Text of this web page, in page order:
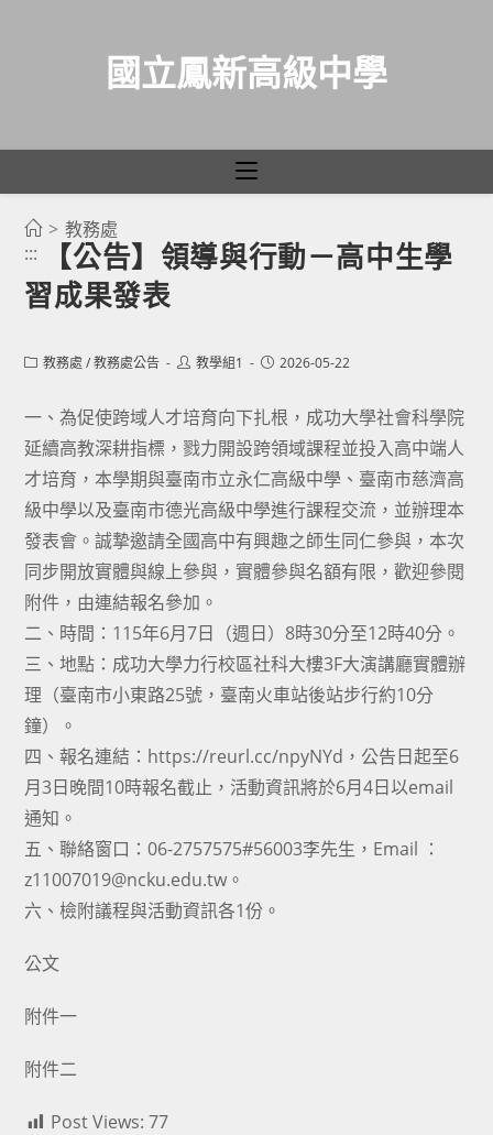
國立鳳新高級中學
> 教務處
:::
【公告】領導與行動－高中生學
習成果發表
Post教務處 / 教務處公告
Post教學組1
Post2026-05-22
一、為促使跨域人才培育向下扎根，成功大學社會科學院
延續高教深耕指標，戮力開設跨領域課程並投入高中端人
才培育，本學期與臺南市立永仁高級中學、臺南市慈濟高
級中學以及臺南市德光高級中學進行課程交流，並辦理本
發表會。誠摯邀請全國高中有興趣之師生同仁參與，本次
同步開放實體與線上參與，實體參與名額有限，歡迎參閱
附件，由連結報名參加。
二、時間：115年6月7日（週日）8時30分至12時40分。
三、地點：成功大學力行校區社科大樓3F大演講廳實體辦
理（臺南市小東路25號，臺南火車站後站步行約10分
鐘）。
四、報名連結：https://reurl.cc/npyNYd，公告日起至6
月3日晚間10時報名截止，活動資訊將於6月4日以email
通知。
五、聯絡窗口：06-2757575#56003李先生，Email ：
z11007019@ncku.edu.tw。
六、檢附議程與活動資訊各1份。
公文
附件一
附件二
Post Views: 77